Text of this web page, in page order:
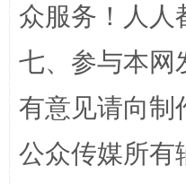
“蜀中异人”王建安
众服务！人人
七、参与本网
有意见请向制
公众传媒所有